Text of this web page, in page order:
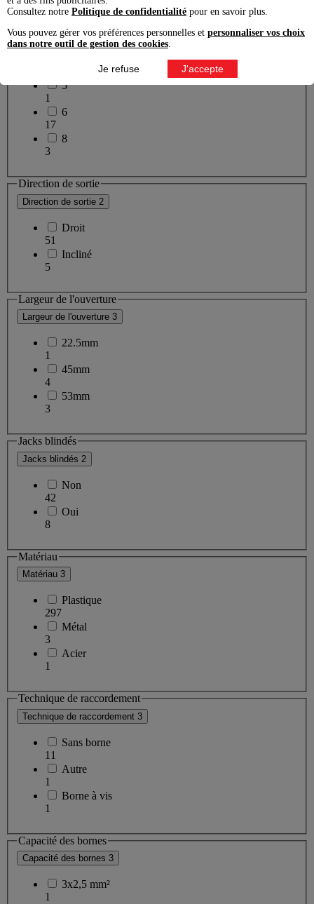
1
4
2
197
5
1
6
17
8
3
Direction de sortie
Direction de sortie 2
Droit
51
Incliné
5
Largeur de l'ouverture
Largeur de l'ouverture 3
22.5mm
1
45mm
4
53mm
3
Jacks blindés
Jacks blindés 2
Non
42
Oui
8
Matériau
Matériau 3
Plastique
297
Métal
3
Acier
1
Technique de raccordement
Technique de raccordement 3
Sans borne
11
Autre
1
Borne à vis
1
Capacité des bornes
Capacité des bornes 3
3x2,5 mm²
1
Consultez notre Politique de confidentialité pour en savoir plus.
Vous pouvez gérer vos préférences personnelles et personnaliser vos choix
dans notre outil de gestion des cookies
Je refuse J'accepte